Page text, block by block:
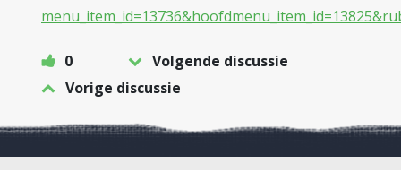
0
Volgende discussie
Vorige discussie